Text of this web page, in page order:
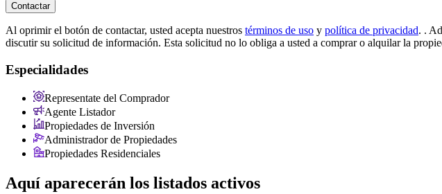
Contactar
Al oprimir el botón de contactar, usted acepta nuestros términos de uso y política de privacidad. .
discutir su solicitud de información. Esta solicitud no lo obliga a usted a comprar o alquilar la
Especialidades
Representate del Comprador
Agente Listador
Propiedades de Inversión
Administrador de Propiedades
Propiedades Residenciales
Aquí aparecerán los listados activos